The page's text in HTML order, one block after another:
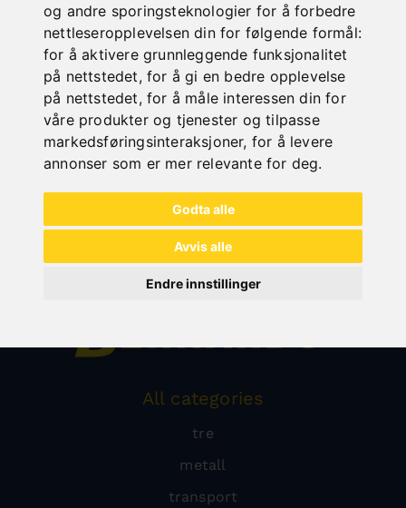
og andre sporingsteknologier for å forbedre
nettleseropplevelsen din for følgende formål:
for å aktivere grunnleggende funksjonalitet
på nettstedet,for å gi en bedre opplevelse
på nettstedet,for å måle interessen din for
våre produkter og tjenester og tilpasse
markedsføringsinteraksjoner, for å levere
annonser som er mer relevante for deg.
Godta alle
Avvis alle
Endre innstillinger
Out of Stock
All categories
tre
metall
transport